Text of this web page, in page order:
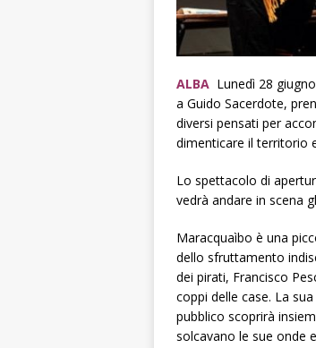
ALBA Lunedì 28
a Guido Sacerdote,
diversi pensati per
dimenticare il territorio
Lo spettacolo di
vedrà andare in scena
Maracquaìbo è una
dello sfruttamento
dei pirati, Francisco
coppi delle case. La
pubblico scoprirà
solcavano le sue onde